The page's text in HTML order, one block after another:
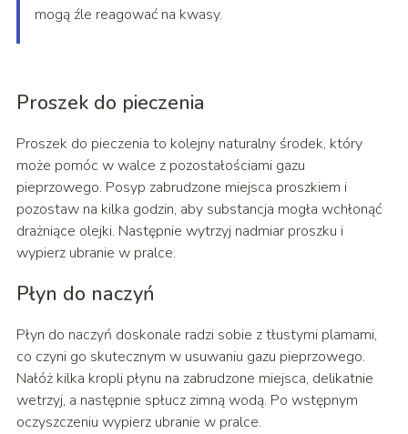
mogą źle reagować na kwasy.
Proszek do pieczenia
Proszek do pieczenia to kolejny naturalny środek, który
może pomóc w walce z pozostałościami gazu
pieprzowego. Posyp zabrudzone miejsca proszkiem i
pozostaw na kilka godzin, aby substancja mogła wchłonąć
drażniące olejki. Następnie wytrzyj nadmiar proszku i
wypierz ubranie w pralce.
Płyn do naczyń
Płyn do naczyń doskonale radzi sobie z tłustymi plamami,
co czyni go skutecznym w usuwaniu gazu pieprzowego.
Nałóż kilka kropli płynu na zabrudzone miejsca, delikatnie
wetrzyj, a następnie spłucz zimną wodą. Po wstępnym
oczyszczeniu wypierz ubranie w pralce.